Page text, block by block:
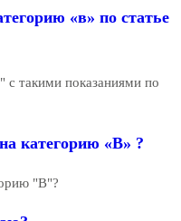
«в» по статье
с такими показаниями по
категорию «В» ?
"В"?